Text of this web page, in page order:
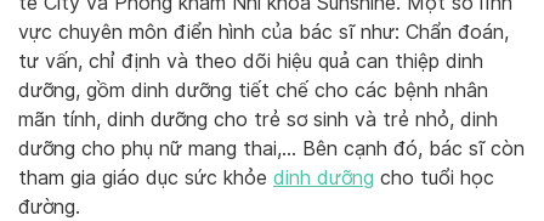
vực chuyên môn điển hình của bác sĩ như: Chẩn đoán,
tư vấn, chỉ định và theo dõi hiệu quả can thiệp dinh
dưỡng, gồm dinh dưỡng tiết chế cho các bệnh nhân
mãn tính, dinh dưỡng cho trẻ sơ sinh và trẻ nhỏ, dinh
dưỡng cho phụ nữ mang thai,… Bên cạnh đó, bác sĩ còn
tham gia giáo dục sức khỏe dinh dưỡng cho tuổi học
đường.